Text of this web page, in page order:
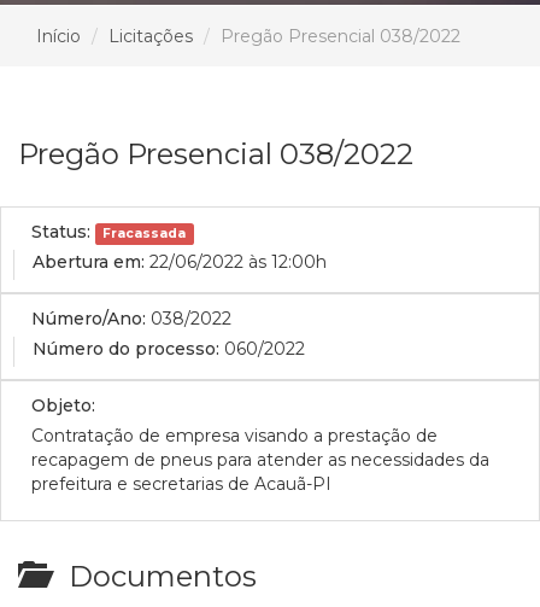
Início Licitações Pregão Presencial 038/2022
Pregão Presencial 038/2022
Status: Fracassada
Abertura em: 22/06/2022 às 12:00h
Número/Ano: 038/2022
Número do processo: 060/2022
Objeto:
Contratação de empresa visando a prestação de
recapagem de pneus para atender as necessidades da
prefeitura e secretarias de Acauã-PI
Documentos